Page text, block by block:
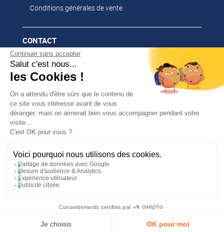
Continuer sans accepter
Salut c'est nous...
les Cookies !
On a attendu d'être sûrs que le contenu de
ce site vous intéresse avant de vous
déranger, mais on aimerait bien vous accompagner pendant votre
visite...
C'est OK pour vous ?
Voici pourquoi nous utilisons des cookies.
Partage de données avec Google
Mesure d'audience & Analytics
Expérience utilisateur
Publicité ciblée
Consentements certifiés par
Je choisis OK pour moi
Compte Panier
Conditions générales de vente
CONTACT
02 51 52 26 57
contacts@franssen-loisirs.fr
NOS MARQUES PARTENAIRES
Altago
Multi-Mover
UNE RÉALISATION MEDIAPILOTE
PERSONNELLES (RGPD)
PLAN DU SITE
PROFITEZ DE -5 %
vous abonnant à notre newsletter !
J'en profite